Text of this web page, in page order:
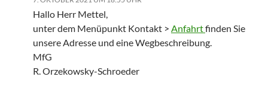
Hallo Herr Mettel,
unter dem Menüpunkt Kontakt > Anfahrtfinden Sie
unsere Adresse und eine Wegbeschreibung.
MfG
R. Orzekowsky-Schroeder